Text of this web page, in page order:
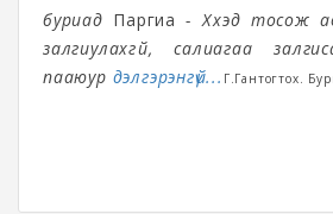
буриад Паргиа- Хүүхэд тосож
залгиулахгүй, салиагаа
пааюур дэлгэрэнгүй... Г.Гантогтох.